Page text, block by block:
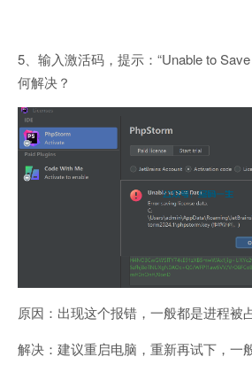
5、输入激活码，提示：“Unable to
何解决？
原因：出现这个报错，一般都是进程被
解决：建议重启电脑，重新再试下，一